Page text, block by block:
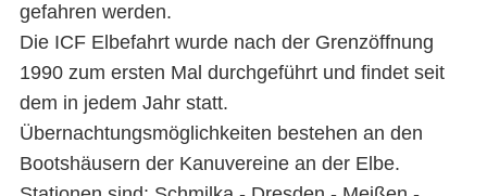
gefahren werden.
Die ICF Elbefahrt wurde nach der Grenzöffnung
1990 zum ersten Mal durchgeführt und findet seit
dem in jedem Jahr statt.
Übernachtungsmöglichkeiten bestehen an den
Bootshäusern der Kanuvereine an der Elbe.